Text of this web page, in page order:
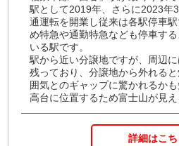
駅として2019年、さらに2023年
通運転を開業し従来は各駅停車
め特急や通勤特急なども停車す
いる駅です。
駅から近い分譲地ですが、周辺
残っており、分譲地から外れる
囲気とのギャップに驚かれるかも
高台に位置するため富士山が見え
詳細はこち